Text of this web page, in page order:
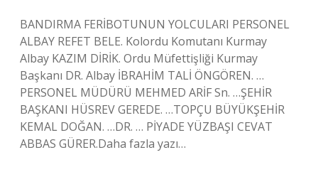
BANDIRMA FERİBOTUNUN YOLCULARI PERSONEL
ALBAY REFET BELE. Kolordu Komutanı Kurmay
Albay KAZIM DİRİK. Ordu Müfettişliği Kurmay
Başkanı DR. Albay İBRAHİM TALİ ÖNGÖREN. …
PERSONEL MÜDÜRÜ MEHMED ARİF Sn. …ŞEHİR
BAŞKANI HÜSREV GEREDE. …TOPÇU BÜYÜKŞEHİR
KEMAL DOĞAN. …DR. … PİYADE YÜZBAŞI CEVAT
ABBAS GÜRER.Daha fazla yazı…